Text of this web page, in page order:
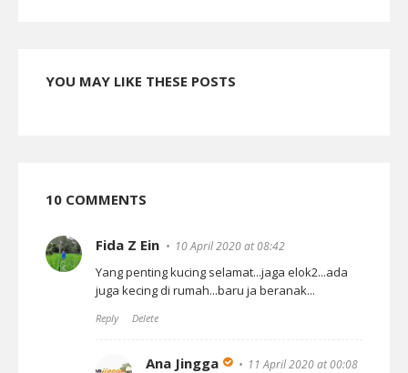
YOU MAY LIKE THESE POSTS
10 COMMENTS
Fida Z Ein 10 April 2020 at 08:42
Yang penting kucing selamat...jaga elok2...ada
juga kecing di rumah...baru ja beranak...
Reply Delete
Ana Jingga 11 April 2020 at 00:08